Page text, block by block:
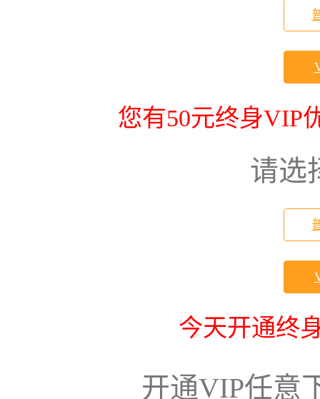
您有50元终身VIP
请选
今天开通终
开通VIP任意